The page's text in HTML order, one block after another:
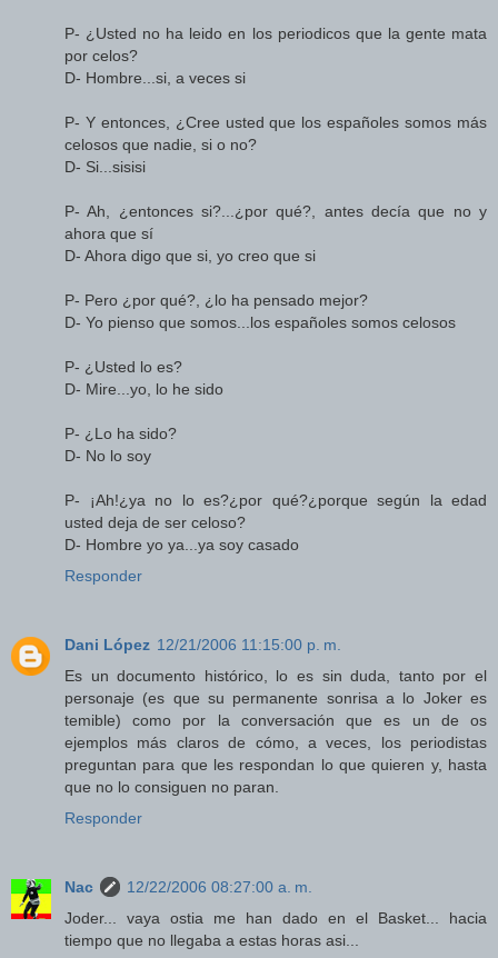
P- ¿Usted no ha leido en los periodicos que la gente mata
por celos?
D- Hombre...si, a veces si
P- Y entonces, ¿Cree usted que los españoles somos más
celosos que nadie, si o no?
D- Si...sisisi
P- Ah, ¿entonces si?...¿por qué?, antes decía que no y
ahora que sí
D- Ahora digo que si, yo creo que si
P- Pero ¿por qué?, ¿lo ha pensado mejor?
D- Yo pienso que somos...los españoles somos celosos
P- ¿Usted lo es?
D- Mire...yo, lo he sido
P- ¿Lo ha sido?
D- No lo soy
P- ¡Ah!¿ya no lo es?¿por qué?¿porque según la edad
usted deja de ser celoso?
D- Hombre yo ya...ya soy casado
Responder
Dani López 12/21/2006 11:15:00 p. m.
Es un documento histórico, lo es sin duda, tanto por el
personaje (es que su permanente sonrisa a lo Joker es
temible) como por la conversación que es un de os
ejemplos más claros de cómo, a veces, los periodistas
preguntan para que les respondan lo que quieren y, hasta
que no lo consiguen no paran.
Responder
Nac
12/22/2006 08:27:00 a. m.
Joder... vaya ostia me han dado en el Basket... hacia
tiempo que no llegaba a estas horas asi...